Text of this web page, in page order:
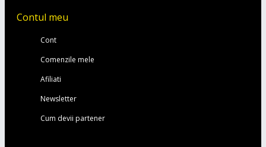
Contul meu
Cont
Comenzile mele
Afiliati
Newsletter
Cum devii partener